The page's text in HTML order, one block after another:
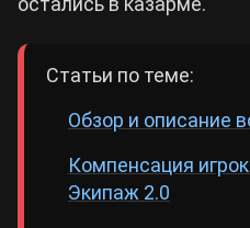
Статьи по теме:
Обзор и описание
Компенсация
Экипаж 2.0